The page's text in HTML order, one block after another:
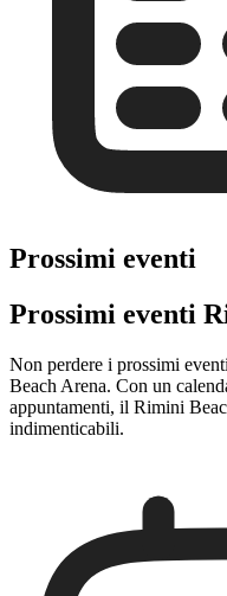
Prossimi eventi
Prossimi eventi
Non perdere i prossimi
Beach Arena. Con un
appuntamenti, il Rimini
indimenticabili.